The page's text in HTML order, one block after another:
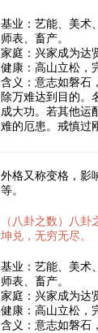
基业：艺能、美术
师表、畜产。
家庭：兴家成为达
健康：高山立松，
含义：意志如磐石
除万难达到目的。
成大功。若其他运
难的厄患。戒慎过
外格又称变格，影
等。
（八卦之数）八
坤兑，无穷无尽。
基业：艺能、美术
师表、畜产。
家庭：兴家成为达
健康：高山立松，
含义：意志如磐石